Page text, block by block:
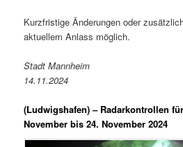
Kurzfristige Änderungen oder
aktuellem Anlass möglich.
Stadt Mannheim
14.11.2024
(Ludwigshafen) – Radarkontrollen
November bis 24. November 2024